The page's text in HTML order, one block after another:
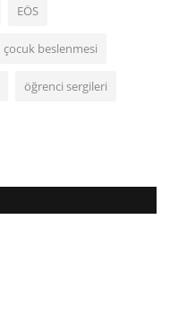
EÖS
çocuk beslenmesi
öğrenci sergileri